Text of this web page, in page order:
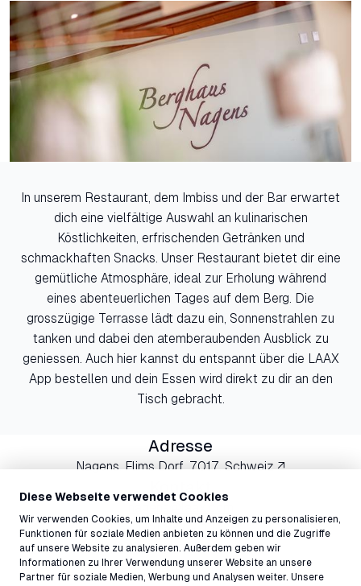
Diese Webseite verwendet Cookies
Wir verwenden Cookies, um Inhalte und Anzeigen zu personalisieren,
Funktionen für soziale Medien anbieten zu können und die Zugriffe
auf unsere Website zu analysieren. Außerdem geben wir
Informationen zu Ihrer Verwendung unserer Website an unsere
Partner für soziale Medien, Werbung und Analysen weiter. Unsere
In unserem Restaurant, dem Imbiss und der Bar erwartet
dich eine vielfältige Auswahl an kulinarischen
Köstlichkeiten, erfrischenden Getränken und
schmackhaften Snacks. Unser Restaurant bietet dir eine
gemütliche Atmosphäre, ideal zur Erholung während
eines abenteuerlichen Tages auf dem Berg. Die
grosszügige Terrasse lädt dazu ein, Sonnenstrahlen zu
tanken und dabei den atemberaubenden Ausblick zu
geniessen. Auch hier kannst du entspannt über die LAAX
App bestellen und dein Essen wird direkt zu dir an den
Tisch gebracht.
Adresse
Nagens, Flims Dorf, 7017, Schweiz ↗
081 927 75 13